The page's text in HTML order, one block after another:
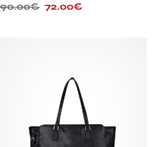
90.00€ 72.00€